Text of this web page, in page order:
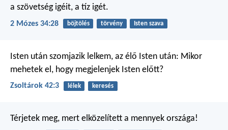
a szövetség igéit, a tíz igét.
2 Mózes 34:28 böjtölés törvény Isten szava
Isten után szomjazik lelkem, az élő Isten után: Mikor
mehetek el, hogy megjelenjek Isten előtt?
Zsoltárok 42:3 lélek keresés
Térjetek meg, mert elközelített a mennyek országa!